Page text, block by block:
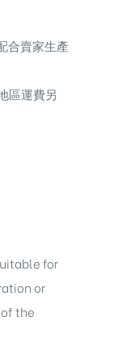
合賣家生產
區運費另
for
or
the